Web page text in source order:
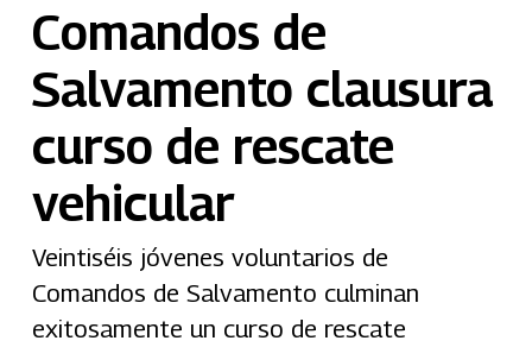
Comandos de
Salvamento clausura
curso de rescate
vehicular
Veintiséis jóvenes voluntarios de
Comandos de Salvamento culminan
exitosamente un curso de rescate